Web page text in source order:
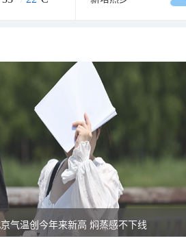
气温创今年来新高 焖蒸感不下线